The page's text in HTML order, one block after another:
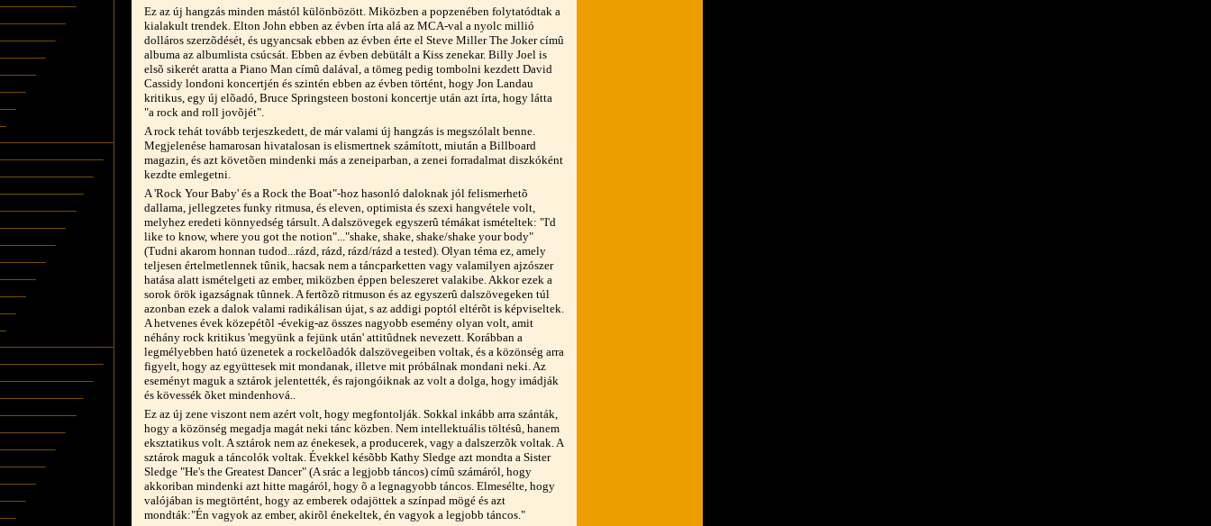
Ez az új hangzás minden mástól különbözött. Miközben a popzenében folytatódtak a
kialakult trendek. Elton John ebben az évben írta alá az MCA-val a nyolc millió
dolláros szerzõdését, és ugyancsak ebben az évben érte el Steve Miller The Joker címû
albuma az albumlista csúcsát. Ebben az évben debütált a Kiss zenekar. Billy Joel is
elsõ sikerét aratta a Piano Man címû dalával, a tömeg pedig tombolni kezdett David
Cassidy londoni koncertjén és szintén ebben az évben történt, hogy Jon Landau
kritikus, egy új elõadó, Bruce Springsteen bostoni koncertje után azt írta, hogy látta
"a rock and roll jovõjét".
A rock tehát tovább terjeszkedett, de már valami új hangzás is megszólalt benne.
Megjelenése hamarosan hivatalosan is elismertnek számított, miután a Billboard
magazin, és azt követõen mindenki más a zeneiparban, a zenei forradalmat diszkóként
kezdte emlegetni.
A 'Rock Your Baby' és a Rock the Boat"-hoz hasonló daloknak jól felismerhetõ
dallama, jellegzetes funky ritmusa, és eleven, optimista és szexi hangvétele volt,
melyhez eredeti könnyedség társult. A dalszövegek egyszerû témákat ismételtek: "I'd
like to know, where you got the notion"..."shake, shake, shake/shake your body"
(Tudni akarom honnan tudod...rázd, rázd, rázd/rázd a tested). Olyan téma ez, amely
teljesen értelmetlennek tûnik, hacsak nem a táncparketten vagy valamilyen ajzószer
hatása alatt ismételgeti az ember, miközben éppen beleszeret valakibe. Akkor ezek a
sorok örök igazságnak tûnnek. A fertõzõ ritmuson és az egyszerû dalszövegeken túl
azonban ezek a dalok valami radikálisan újat, s az addigi poptól eltérõt is képviseltek.
A hetvenes évek közepétõl -évekig-az összes nagyobb esemény olyan volt, amit
néhány rock kritikus 'megyünk a fejünk után' attitûdnek nevezett. Korábban a
legmélyebben ható üzenetek a rockelõadók dalszövegeiben voltak, és a közönség arra
figyelt, hogy az együttesek mit mondanak, illetve mit próbálnak mondani neki. Az
eseményt maguk a sztárok jelentették, és rajongóiknak az volt a dolga, hogy imádják
és kövessék õket mindenhová..
Ez az új zene viszont nem azért volt, hogy megfontolják. Sokkal inkább arra szánták,
hogy a közönség megadja magát neki tánc közben. Nem intellektuális töltésû, hanem
eksztatikus volt. A sztárok nem az énekesek, a producerek, vagy a dalszerzõk voltak. A
sztárok maguk a táncolók voltak. Évekkel késõbb Kathy Sledge azt mondta a Sister
Sledge "He's the Greatest Dancer" (A srác a legjobb táncos) címû számáról, hogy
akkoriban mindenki azt hitte magáról, hogy õ a legnagyobb táncos. Elmesélte, hogy
valójában is megtörtént, hogy az emberek odajöttek a színpad mögé és azt
mondták:"Én vagyok az ember, akirõl énekeltek, én vagyok a legjobb táncos."